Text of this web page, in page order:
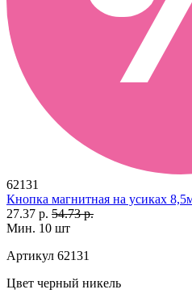
62131
Кнопка магнитная на усиках
27.37 р. 54.73 р.
Мин. 10 шт
Артикул 62131
Цвет черный никель